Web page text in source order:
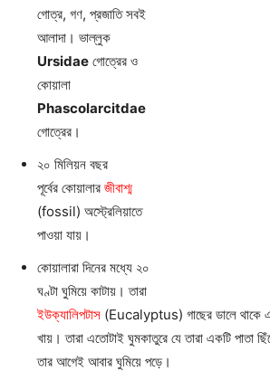
গোত্র, গণ, প্রজাতি সবই
আলাদা। ভাল্লুক
Ursidae গোত্রের ও
কোয়ালা
Phascolarcitdae
গোত্রের।
২০ মিলিয়ন বছর
পূর্বের কোয়ালার জীবাশ্ম
(fossil) অস্ট্রেলিয়াতে
পাওয়া যায়।
কোয়ালারা দিনের মধ্যে ২০
ঘণ্টা ঘুমিয়ে কাটায়। তারা
ইউক্যালিপটাস (Eucalyptus) গাছের ডালে থাকে
খায়। তারা এতোটাই ঘুমকাতুরে যে তারা একটি পাতা
তার আগেই আবার ঘুমিয়ে পড়ে।